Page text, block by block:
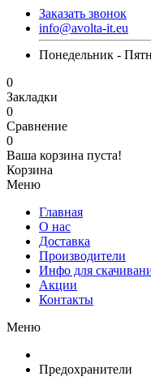
Заказать звонок
info@avolta-it.eu
Понедельник -
0
Закладки
0
Сравнение
0
Ваша корзина пуста!
Корзина
Меню
Главная
О нас
Доставка
Производители
Инфо для
Акции
Контакты
Меню
Предохранители